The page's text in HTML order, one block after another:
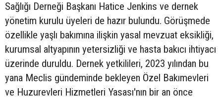
Sağlığı Derneği Başkanı Hatice Jenkins ve dernek
yönetim kurulu üyeleri de hazır bulundu. Görüşmede
özellikle yaşlı bakımına ilişkin yasal mevzuat eksikliği,
kurumsal altyapının yetersizliği ve hasta bakıcı ihtiyacı
üzerinde duruldu. Dernek yetkilileri, 2023 yılından bu
yana Meclis gündeminde bekleyen Özel Bakımevleri
ve Huzurevleri Hizmetleri Yasası'nın bir an önce